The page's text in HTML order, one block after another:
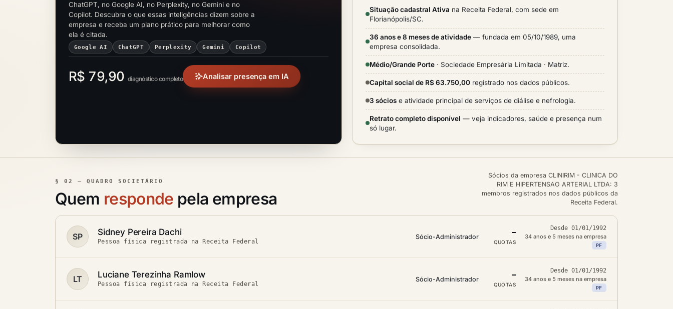
ChatGPT, no Google AI, no Perplexity, no Gemini e no
Copilot. Descubra o que essas inteligências dizem sobre a
empresa e receba um plano prático para melhorar como
ela é citada.
Google AI ChatGPT Perplexity Gemini Copilot
R$ 79,90 diagnóstico completo Analisar presença em IA
Situação cadastral Ativa na Receita Federal, com sede em
Florianópolis/SC.
36 anos e 8 meses de atividade — fundada em 05/10/1989, uma
empresa consolidada.
Médio/Grande Porte · Sociedade Empresária Limitada · Matriz.
Capital social de R$ 63.750,00 registrado nos dados públicos.
3 sócios e atividade principal de serviços de diálise e nefrologia.
Retrato completo disponível — veja indicadores, saúde e presença num
só lugar.
§ 02 — QUADRO SOCIETÁRIO
Quem responde pela empresa
Sócios da empresa CLINIRIM - CLINICA DO
RIM E HIPERTENSAO ARTERIAL LTDA: 3
membros registrados nos dados públicos da
Receita Federal.
SP Sidney Pereira Dachi
Pessoa física registrada na Receita Federal
Sócio-Administrador
—
QUOTAS
Desde 01/01/1992
34 anos e 5 meses na empresa
PF
LT Luciane Terezinha Ramlow
Pessoa física registrada na Receita Federal
Sócio-Administrador
—
QUOTAS
Desde 01/01/1992
34 anos e 5 meses na empresa
PF